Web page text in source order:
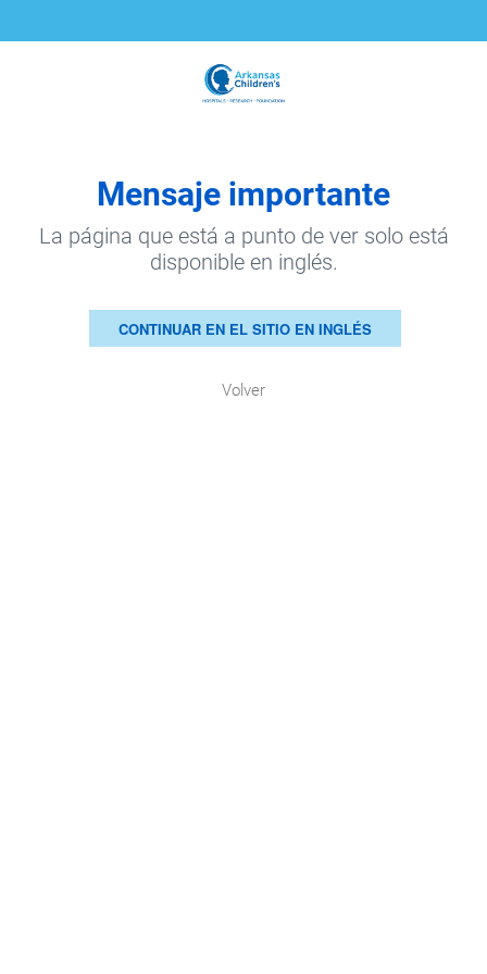
Mensaje importante
La página que está a punto de ver solo está
disponible en inglés.
CONTINUAR EN EL SITIO EN INGLÉS
Volver